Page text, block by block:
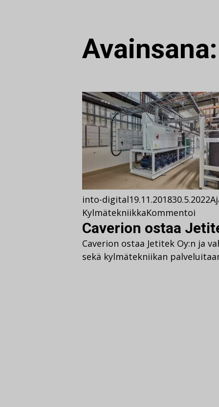
into-digital19.11.201830.5.2022
KylmätekniikkaKommentoi
Caverion ostaa
Caverion ostaa Jetitek Oy:n ja
sekä kylmätekniikan